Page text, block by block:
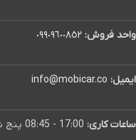
واحد فروش: ٠٩٩٠٩٦٠٠٨٥٢
ایمیل: info@mobicar.co
ساعات کاری: